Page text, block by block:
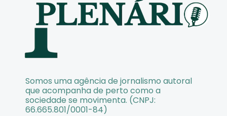
Somos uma agência de jornalismo autoral
que acompanha de perto como a
sociedade se movimenta. (CNPJ:
66.665.801/0001-84)